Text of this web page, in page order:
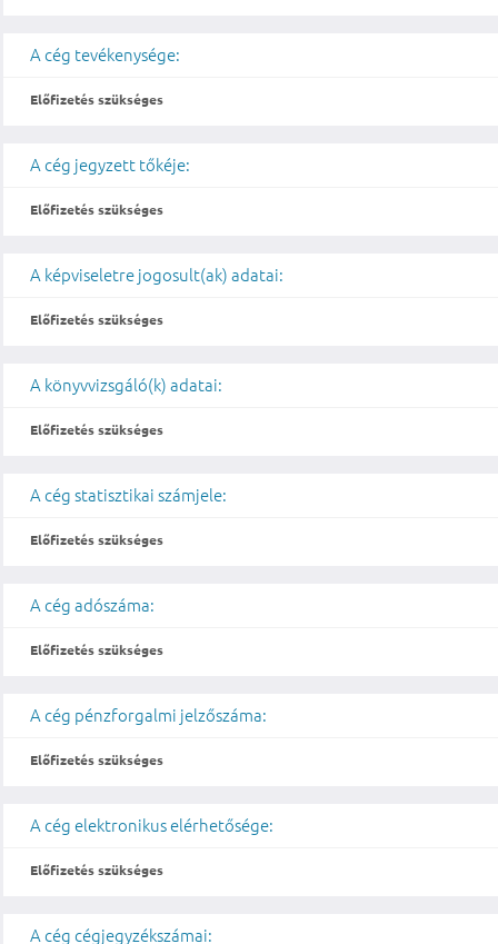
A cég tevékenysége:
Előfizetés szükséges
A cég jegyzett tőkéje:
Előfizetés szükséges
A képviseletre jogosult(ak) adatai:
Előfizetés szükséges
A könyvvizsgáló(k) adatai:
Előfizetés szükséges
A cég statisztikai számjele:
Előfizetés szükséges
A cég adószáma:
Előfizetés szükséges
A cég pénzforgalmi jelzőszáma:
Előfizetés szükséges
A cég elektronikus elérhetősége:
Előfizetés szükséges
A cég cégjegyzékszámai: